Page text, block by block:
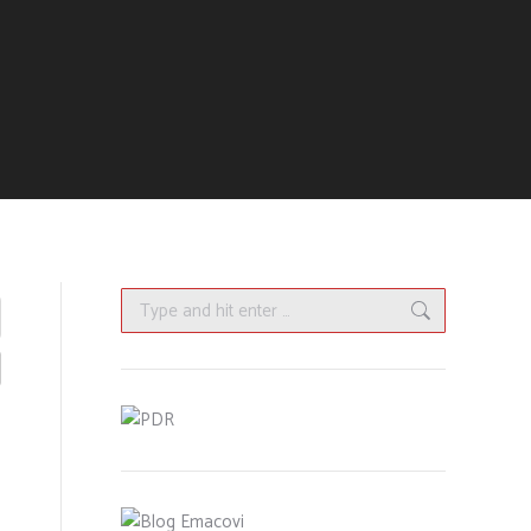
Search: